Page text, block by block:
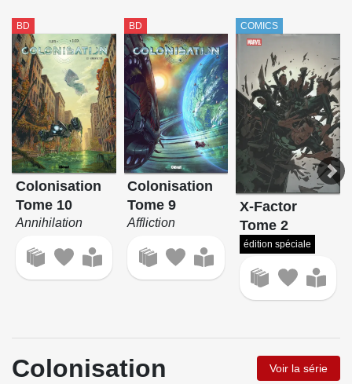
BD
Colonisation
Tome 10
Annihilation
BD
Colonisation
Tome 9
Affliction
COMICS
X-Factor
Tome 2
édition spéciale
Colonisation Voir la série